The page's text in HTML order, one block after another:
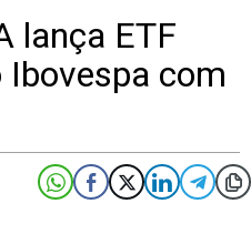
lança ETF
com